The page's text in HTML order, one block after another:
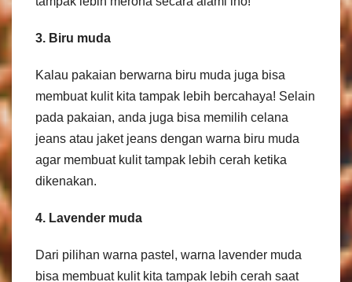
3. Biru muda
Kalau pakaian berwarna biru muda juga bisa
membuat kulit kita tampak lebih bercahaya! Selain
pada pakaian, anda juga bisa memilih celana
jeans atau jaket jeans dengan warna biru muda
agar membuat kulit tampak lebih cerah ketika
dikenakan.
4. Lavender muda
Dari pilihan warna pastel, warna lavender muda
bisa membuat kulit kita tampak lebih cerah saat